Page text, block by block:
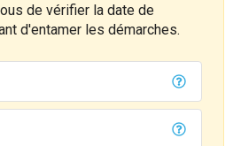
de vérifier la date de
d'entamer les démarches.